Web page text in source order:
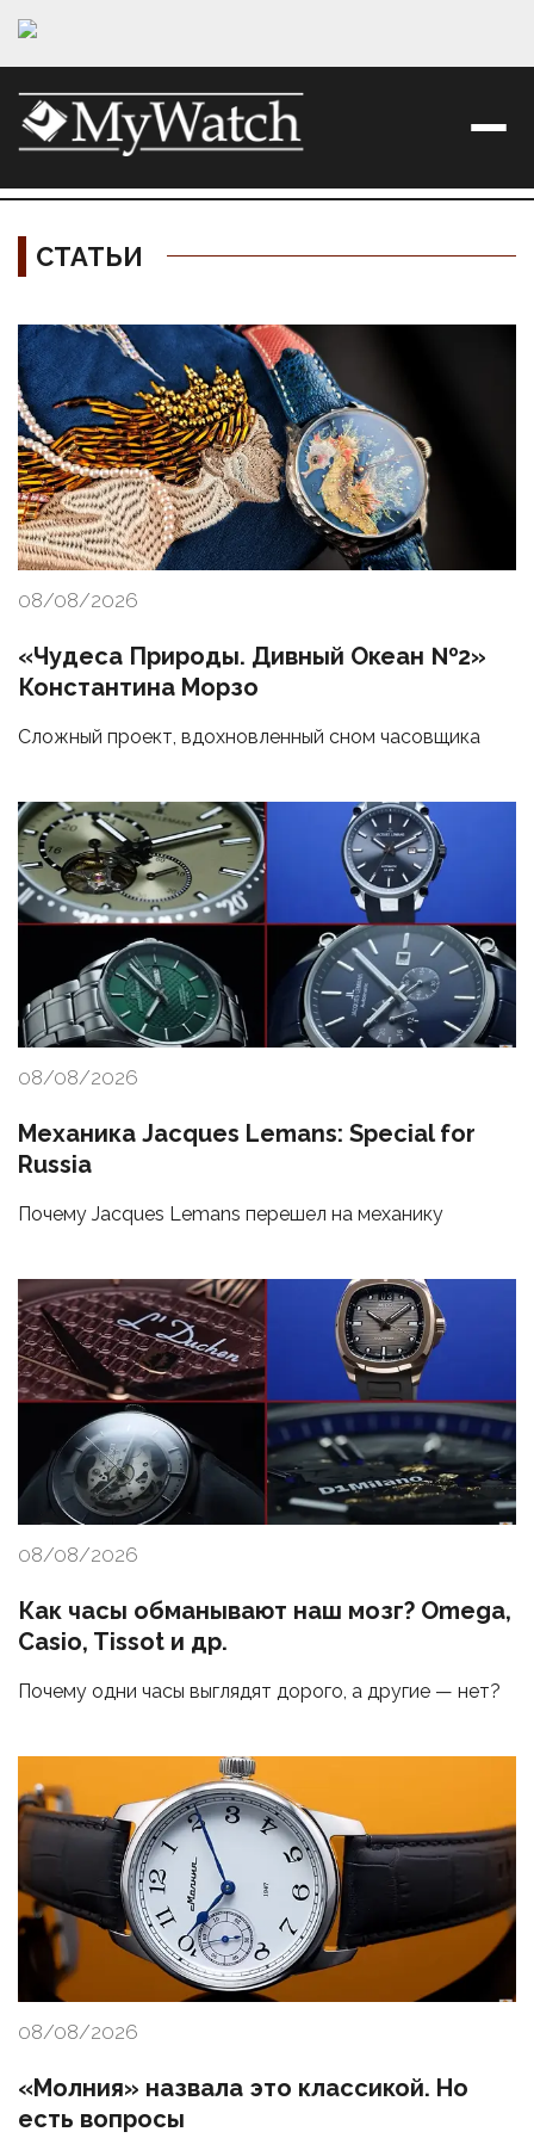
СТАТЬИ
Материалы
08/08/2026
«Чудеса Природы. Дивный Океан №2»
Константина Морзо
Сложный проект, вдохновленный сном часовщика
08/08/2026
Механика Jacques Lemans: Special for
Russia
Почему Jacques Lemans перешел на механику
08/08/2026
Как часы обманывают наш мозг? Omega,
Casio, Tissot и др.
Почему одни часы выглядят дорого, а другие — нет?
08/08/2026
«Молния» назвала это классикой. Но
есть вопросы